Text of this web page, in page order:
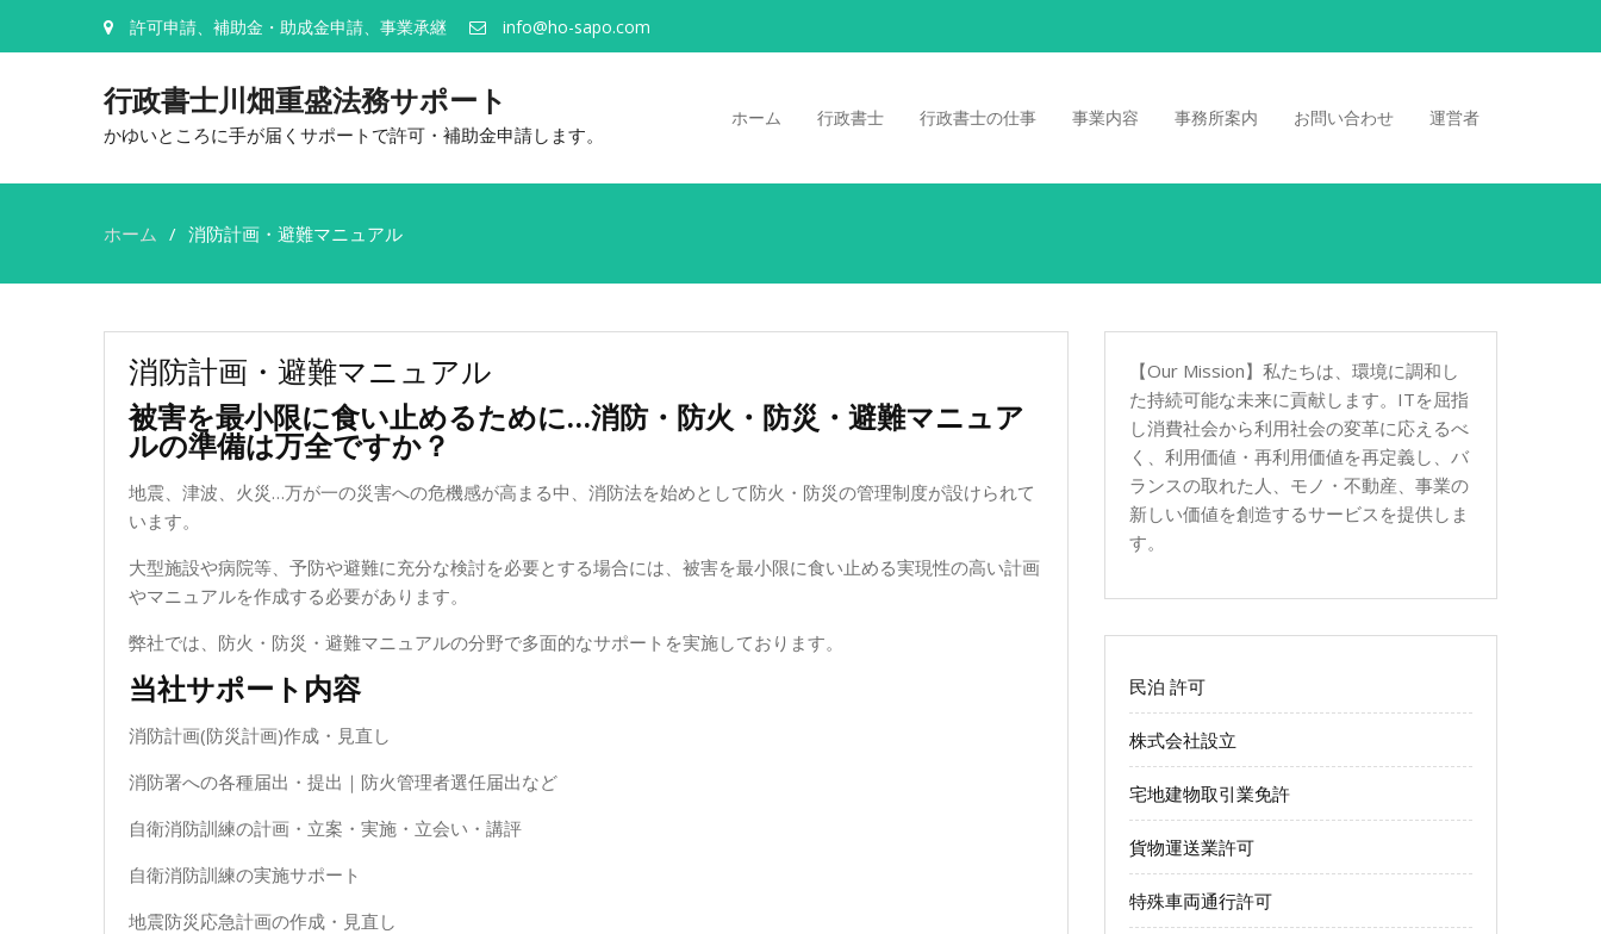
許可申請、補助金・助成金申請、事業承継 info@ho-sapo.com
行政書士川畑重盛法務サポート
かゆいところに手が届くサポートで許可・補助金申請します。
ホーム 行政書士 行政書士の仕事 事業内容 事務所案内 お問い合わせ 運営者
ホーム 消防計画・避難マニュアル
消防計画・避難マニュアル
被害を最小限に食い止めるために…消防・防火・防災・避難マニュア
ルの準備は万全ですか？
地震、津波、火災…万が一の災害への危機感が高まる中、消防法を始めとして防火・防災の管理制度が設けられて
います。
大型施設や病院等、予防や避難に充分な検討を必要とする場合には、被害を最小限に食い止める実現性の高い計画
やマニュアルを作成する必要があります。
弊社では、防火・防災・避難マニュアルの分野で多面的なサポートを実施しております。
当社サポート内容
消防計画(防災計画)作成・見直し
消防署への各種届出・提出｜防火管理者選任届出など
自衛消防訓練の計画・立案・実施・立会い・講評
自衛消防訓練の実施サポート
地震防災応急計画の作成・見直し
【Our Mission】私たちは、環境に調和し
た持続可能な未来に貢献します。ITを屈指
し消費社会から利用社会の変革に応えるべ
く、利用価値・再利用価値を再定義し、バ
ランスの取れた人、モノ・不動産、事業の
新しい価値を創造するサービスを提供しま
す。
民泊 許可
株式会社設立
宅地建物取引業免許
貨物運送業許可
特殊車両通行許可